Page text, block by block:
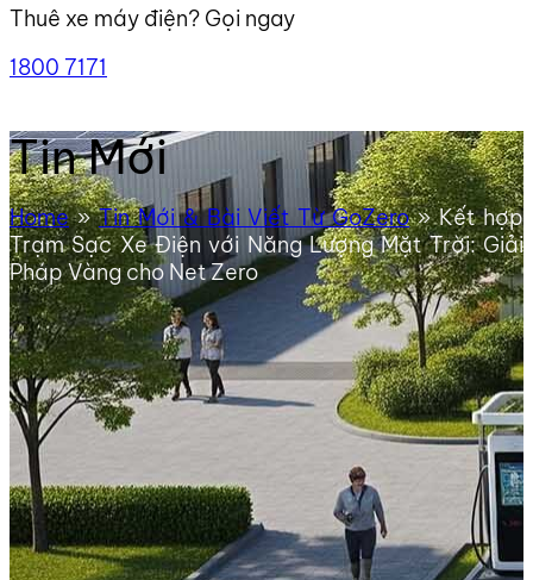
Thuê xe máy điện? Gọi ngay
1800 7171
Tin Mới
Home»Tin Mới & Bài Viết Từ GoZero»Kết hợp
Trạm Sạc Xe Điện với Năng Lượng Mặt Trời: Giải
Pháp Vàng cho Net Zero